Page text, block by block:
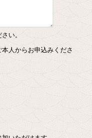
い。
人からお申込みくださ